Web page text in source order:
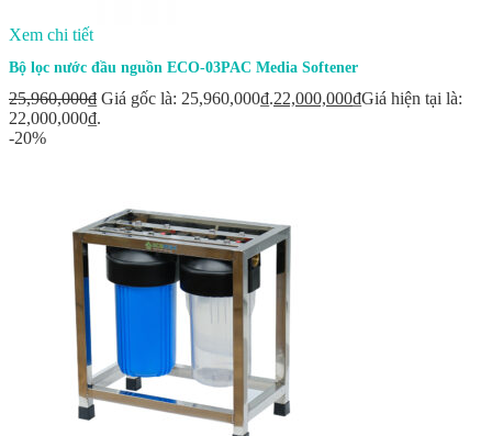
Xem chi tiết
Bộ lọc nước đầu nguồn ECO-03PAC Media Softener
25,960,000₫ Giá gốc là: 25,960,000₫.22,000,000₫Giá hiện tại là:
22,000,000₫.
-20%